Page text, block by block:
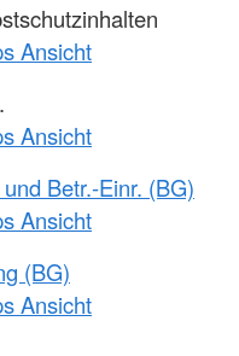
Ansicht
Ansicht
Betr.-Einr. (BG)
Ansicht
(BG)
Ansicht